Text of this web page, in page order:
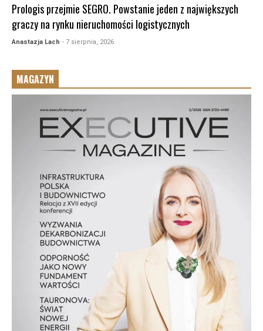
Prologis przejmie SEGRO. Powstanie jeden z największych
graczy na rynku nieruchomości logistycznych
Anastazja Lach - 7 sierpnia, 2026
MAGAZYN